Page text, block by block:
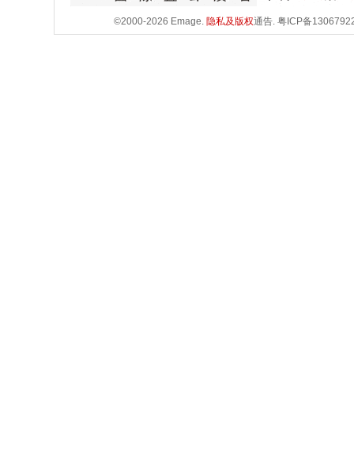
©2000-2026 Emage. 隐私及版权通告. 粤ICP备